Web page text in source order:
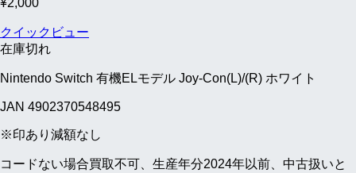
¥2,000
クイックビュー
在庫切れ
Nintendo Switch 有機ELモデル Joy-Con(L)/(R) ホワイト
JAN 4902370548495
※印あり減額なし
コードない場合買取不可、生産年分2024年以前、中古扱いと